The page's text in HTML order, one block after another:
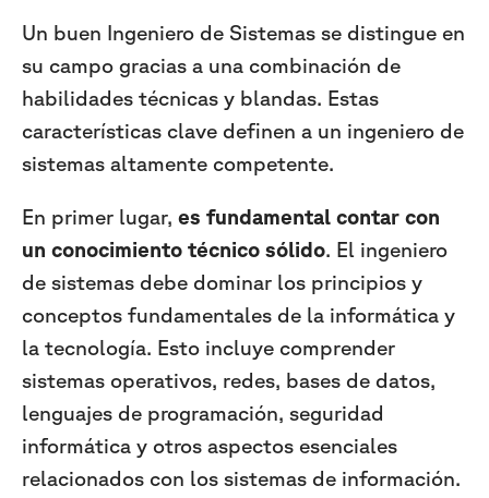
Un buen Ingeniero de Sistemas se distingue en
su campo gracias a una combinación de
habilidades técnicas y blandas. Estas
características clave definen a un ingeniero de
sistemas altamente competente.
En primer lugar, es fundamental contar con
un conocimiento técnico sólido. El ingeniero
de sistemas debe dominar los principios y
conceptos fundamentales de la informática y
la tecnología. Esto incluye comprender
sistemas operativos, redes, bases de datos,
lenguajes de programación, seguridad
informática y otros aspectos esenciales
relacionados con los sistemas de información.